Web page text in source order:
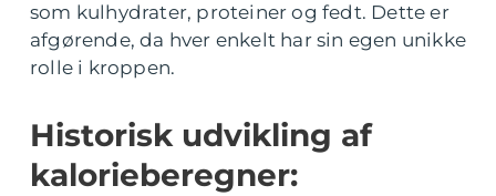
som kulhydrater, proteiner og fedt. Dette er
afgørende, da hver enkelt har sin egen unikke
rolle i kroppen.
Historisk udvikling af
kalorieberegner: